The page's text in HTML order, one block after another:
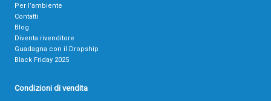
Per l’ambiente
Contatti
Blog
Diventa rivenditore
Guadagna con il Dropship
Black Friday 2025
Condizioni di vendita